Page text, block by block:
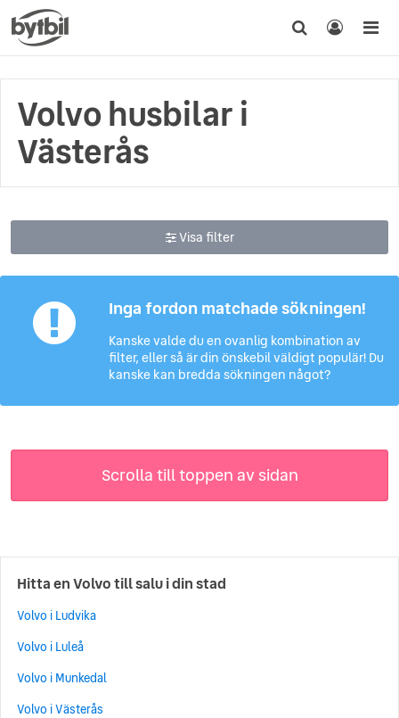
Volvo husbilar i
Västerås
Visa filter
Inga fordon matchade sökningen!
Kanske valde du en ovanlig kombination av
filter, eller så är din önskebil väldigt populär! Du
kanske kan bredda sökningen något?
Scrolla till toppen av sidan
Hitta en Volvo till salu i din stad
Volvo i Ludvika
Volvo i Luleå
Volvo i Munkedal
Volvo i Västerås